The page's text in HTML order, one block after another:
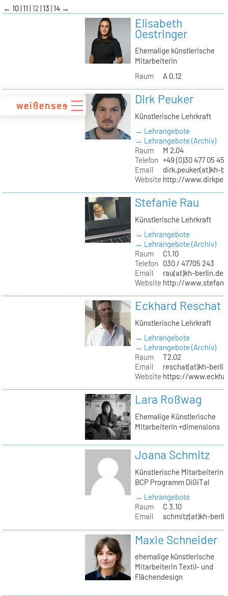
zum
Inhalt
← 10 11 12 13 14 →
Elisabeth
Oestringer
Ehemalige künstlerische
Mitarbeiterin
Raum
A 0.12
Dirk Peuker
Künstlerische Lehrkraft
→ Lehrangebote
→ Lehrangebote (Archiv)
Raum
M 2.04
Telefon +49 (0)30 477 05
Email
dirk.peuker(at)kh-
Website http://
Stefanie Rau
Künstlerische Lehrkraft
→ Lehrangebote
→ Lehrangebote (Archiv)
Raum
C1.10
Telefon
030 / 47705 243
Email
rau(at)kh-berlin.de
Website http://
Eckhard Reschat
Künstlerische Lehrkraft
→ Lehrangebote
→ Lehrangebote (Archiv)
Raum
T2.02
Email
reschat(at)kh-
Website https://
Lara Roßwag
Ehemalige Künstlerische
Mitarbeiterin +dimensions
Joana Schmitz
Künstlerische Mitarbeiterin
BCP Programm DiGiTal
→ Lehrangebote
Raum
C 3.10
Email
schmitz(at)kh-
Maxie Schneider
ehemalige künstlerische
Mitarbeiterin Textil- und
Flächendesign